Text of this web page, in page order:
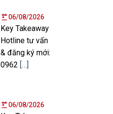
06/08/2026
Key Takeaway
Hotline tư vấn
& đăng ký mới:
0962 […]
06/08/2026